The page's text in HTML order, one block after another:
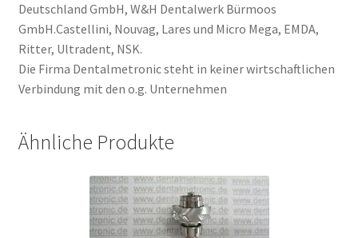
Deutschland GmbH, W&H Dentalwerk Bürmoos
GmbH.Castellini, Nouvag, Lares und Micro Mega, EMDA,
Ritter, Ultradent, NSK.
Die Firma Dentalmetronic steht in keiner wirtschaftlichen
Verbindung mit den o.g. Unternehmen
Ähnliche Produkte